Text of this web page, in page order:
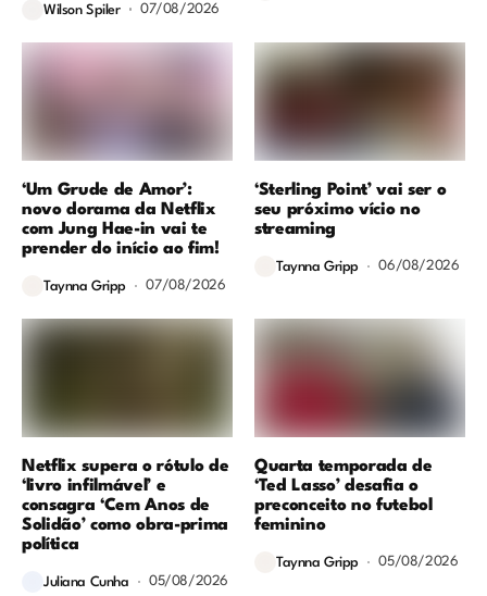
Wilson Spiler 07/08/2026
‘Um Grude de Amor’:
novo dorama da Netflix
com Jung Hae-in vai te
prender do início ao fim!
Taynna Gripp 07/08/2026
‘Sterling Point’ vai ser o
seu próximo vício no
streaming
Taynna Gripp 06/08/2026
Netflix supera o rótulo de
‘livro infilmável’ e
consagra ‘Cem Anos de
Solidão’ como obra-prima
política
Juliana Cunha 05/08/2026
Quarta temporada de
‘Ted Lasso’ desafia o
preconceito no futebol
feminino
Taynna Gripp 05/08/2026